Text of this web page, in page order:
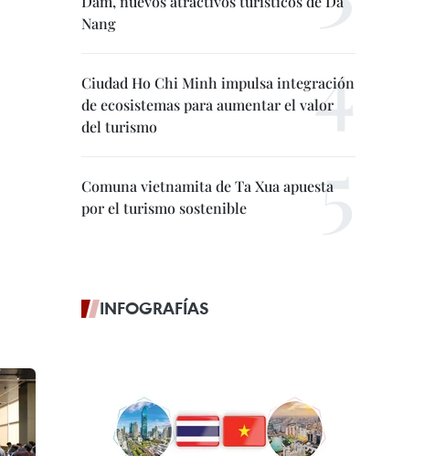
Nang
Ciudad Ho Chi Minh impulsa integración
de ecosistemas para aumentar el valor
del turismo
Comuna vietnamita de Ta Xua apuesta
por el turismo sostenible
INFOGRAFÍAS